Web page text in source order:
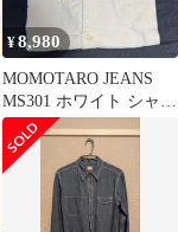
¥8,980
MOMOTARO JEANS
MS301 ホワイト シャツ
サイズ42